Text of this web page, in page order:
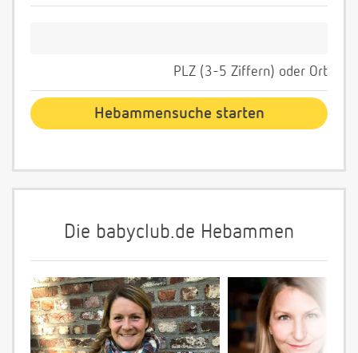
PLZ (3-5 Ziffern) oder Ort
Die babyclub.de Hebammen